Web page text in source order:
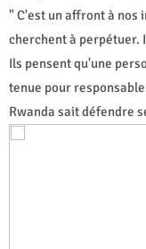
" C'est un affront à nos
cherchent à perpétuer.
Ils pensent qu'une
tenue pour
Rwanda sait défendre